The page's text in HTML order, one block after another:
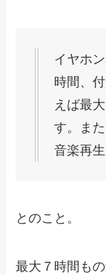
イヤホ
時間、
えば最
す。ま
音楽再
とのこと。
最大７時間も